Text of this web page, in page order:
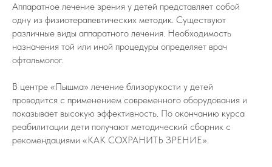
Аппаратное лечение зрения у детей представляет собой
одну из физиотерапевтических методик. Существуют
различные виды аппаратного лечения. Необходимость
назначения той или иной процедуры определяет врач
офтальмолог.
В центре «Пышма» лечение близорукости у детей
проводится с применением современного оборудования и
показывает высокую эффективность. По окончанию курса
реабилитации дети получают методический сборник с
рекомендациями «КАК СОХРАНИТЬ ЗРЕНИЕ».